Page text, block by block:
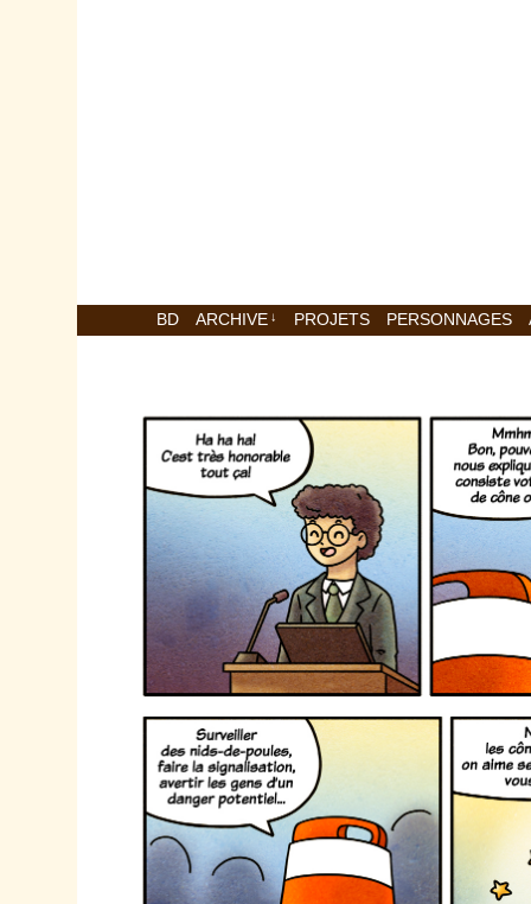
BD ARCHIVE ↓ PROJETS PERSONNAGES